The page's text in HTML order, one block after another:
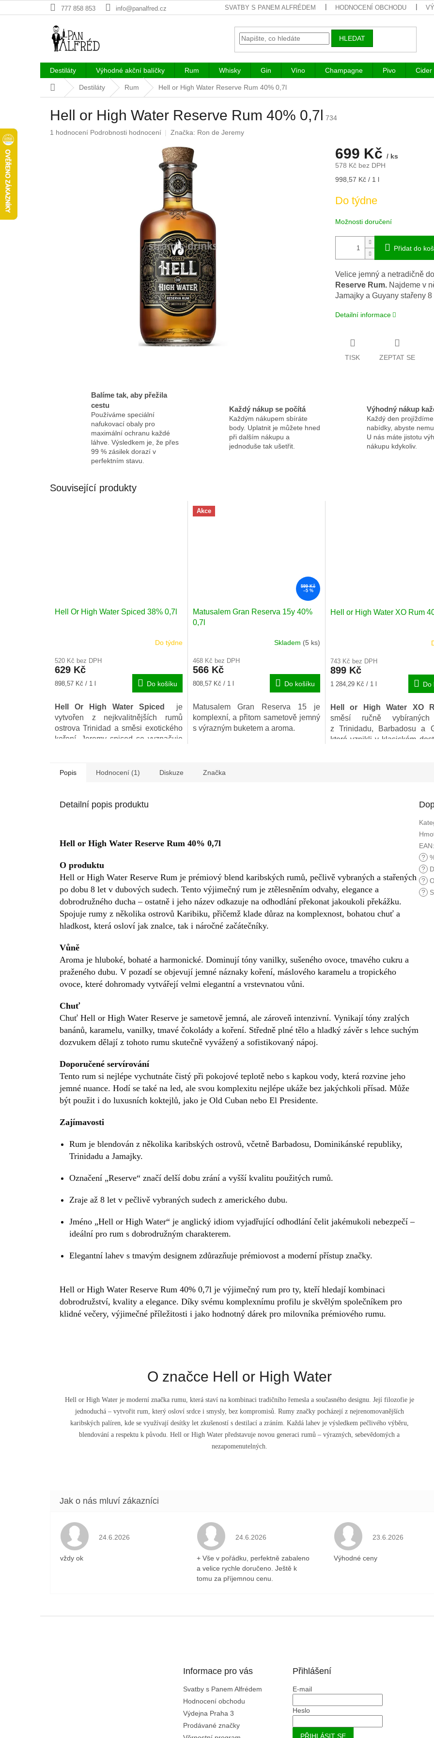
na
777 858 853 info@panalfred.cz SVATBY S PANEM ALFRÉDEM HODNOCENÍ OBCHODU
HLEDAT
Destiláty Výhodné akční balíčky Rum Whisky Gin Víno Champagne Pivo Cider
Domů Destiláty Rum Hell or High Water Reserve Rum 40% 0,7l
Hell or High Water Reserve Rum 40% 0,7l
734
Průměrné
1 hodnocení Podrobnosti hodnocení Značka: Ron de Jeremy
699 Kč / ks
578 Kč bez DPH
Měrná
998,57 Kč / 1 l
Do týdne
Možnosti doručení
Přidat do
Velice jemný a netradičně
Reserve Rum. Najdeme v
Jamajky a Guyany stařeny
Detailní informace
TISK ZEPTAT SE
Balíme tak, aby přežila
cestu
Používáme speciální
nafukovací obaly pro
maximální ochranu každé
láhve. Výsledkem je, že přes
99 % zásilek dorazí v
perfektním stavu.
Každý nákup se počítá
Každým nákupem sbíráte
body. Uplatnit je můžete hned
při dalším nákupu a
jednoduše tak ušetřit.
Výhodný nákup
Každý den projíždíme
nabídky, abyste
U nás máte jistotu
nákupu kdykoliv.
Související produkty
Hell Or High Water Spiced 38% 0,7l
produktu
je
5,0
hvězdiček.
Do týdne
520 Kč bez DPH
629 Kč
Měrná
898,57 Kč / 1 l Do košíku
Hell Or High Water Spiced
je
vytvořen z nejkvalitnějších rumů
ostrova Trinidad a směsi exotického
koření. Jeremy spiced se vyznačuje
výraznou chutí.
Akce
599 Kč
–5 %
Matusalem Gran Reserva 15y 40%
0,7l
produktu
je
4,8
hvězdiček.
Skladem (5 ks)
468 Kč bez DPH
566 Kč
Měrná
808,57 Kč / 1 l Do košíku
Matusalem Gran Reserva 15 je
komplexní, a přitom sametově jemný
s výrazným buketem a aroma.
Hell or High Water XO Rum
produktu
je
4,0
hvězdiček.
743 Kč bez DPH
899 Kč
Měrná
1 284,29 Kč / 1 l Do
Hell or High Water XO
směsí ručně
z Trinidadu, Barbadosu a
které vznikli v klasickém
Popis Hodnocení (1) Diskuze Značka
Detailní popis produktu
Hell or High Water Reserve Rum 40% 0,7l
O produktu
Hell or High Water Reserve Rum je prémiový blend karibských rumů, pečlivě vybraných a stařených
po dobu 8 let v dubových sudech. Tento výjimečný rum je ztělesněním odvahy, elegance a
dobrodružného ducha – ostatně i jeho název odkazuje na odhodlání překonat jakoukoli překážku.
Spojuje rumy z několika ostrovů Karibiku, přičemž klade důraz na komplexnost, bohatou chuť a
hladkost, která osloví jak znalce, tak i náročné začátečníky.
Vůně
Aroma je hluboké, bohaté a harmonické. Dominují tóny vanilky, sušeného ovoce, tmavého cukru a
praženého dubu. V pozadí se objevují jemné náznaky koření, máslového karamelu a tropického
ovoce, které dohromady vytvářejí velmi elegantní a vrstevnatou vůni.
Chuť
Chuť Hell or High Water Reserve je sametově jemná, ale zároveň intenzivní. Vynikají tóny zralých
banánů, karamelu, vanilky, tmavé čokolády a koření. Středně plné tělo a hladký závěr s lehce suchým
dozvukem dělají z tohoto rumu skutečně vyvážený a sofistikovaný nápoj.
Doporučené servírování
Tento rum si nejlépe vychutnáte čistý při pokojové teplotě nebo s kapkou vody, která rozvine jeho
jemné nuance. Hodí se také na led, ale svou komplexitu nejlépe ukáže bez jakýchkoli přísad. Může
být použit i do luxusních koktejlů, jako je Old Cuban nebo El Presidente.
Zajímavosti
Rum je blendován z několika karibských ostrovů, včetně Barbadosu, Dominikánské republiky,
Trinidadu a Jamajky.
Označení „Reserve“ značí delší dobu zrání a vyšší kvalitu použitých rumů.
Zraje až 8 let v pečlivě vybraných sudech z amerického dubu.
Jméno „Hell or High Water“ je anglický idiom vyjadřující odhodlání čelit jakémukoli nebezpečí –
ideální pro rum s dobrodružným charakterem.
Elegantní lahev s tmavým designem zdůrazňuje prémiovost a moderní přístup značky.
Hell or High Water Reserve Rum 40% 0,7l je výjimečný rum pro ty, kteří hledají kombinaci
dobrodružství, kvality a elegance. Díky svému komplexnímu profilu je skvělým společníkem pro
klidné večery, výjimečné příležitosti i jako hodnotný dárek pro milovníka prémiového rumu.
O značce Hell or High Water
Hell or High Water je moderní značka rumu, která staví na kombinaci tradičního řemesla a současného designu. Její filozofie je
jednoduchá – vytvořit rum, který osloví srdce i smysly, bez kompromisů. Rumy značky pocházejí z nejrenomovanějších
karibských palíren, kde se využívají desítky let zkušeností s destilací a zráním. Každá lahev je výsledkem pečlivého výběru,
blendování a respektu k původu. Hell or High Water představuje novou generaci rumů – výrazných, sebevědomých a
nezapomenutelných.
EAN:
?
?
?
?
Hodnocení obchodu je 5 z 5 hvězdiček.
24.6.2026
vždy ok
Hodnocení obchodu je 5 z 5 hvězdiček.
24.6.2026
+ Vše v pořádku, perfektně zabaleno
a velice rychle doručeno. Ještě k
tomu za příjemnou cenu.
Hodnocení
23.6.2026
Výhodné ceny
Informace pro vás
Svatby s Panem Alfrédem
Hodnocení obchodu
Výdejna Praha 3
Prodávané značky
Přihlášení
E-mail
Heslo
PŘIHLÁSIT SE